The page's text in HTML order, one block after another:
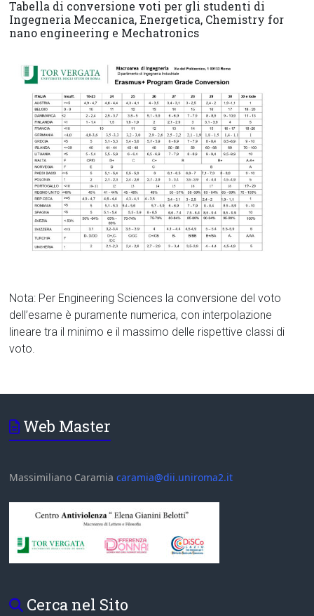
Tabella di conversione voti per gli studenti di
Ingegneria Meccanica, Energetica, Chemistry for
nano engineering e Mechatronics
Nota: Per Engineering Sciences la conversione del voto
dell’esame è puramente numerica, con interpolazione
lineare tra il minimo e il massimo delle rispettive classi di
voto.
Web Master
Massimiliano Caramiacaramia@dii.uniroma2.it
Cerca nel Sito